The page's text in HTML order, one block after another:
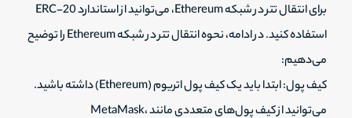
برای انتقال تتر در شبکه Ethereum، می‌توانید از استاندارد ERC-20
استفاده کنید. در ادامه، نحوه انتقال تتر در شبکه Ethereum را توضیح
می‌دهیم:
کیف پول: ابتدا باید یک کیف پول اتریوم (Ethereum) داشته باشید.
می‌توانید از کیف پول‌های متعددی مانند MetaMask،